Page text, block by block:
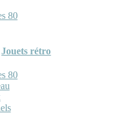
80
Jouets rétro
80